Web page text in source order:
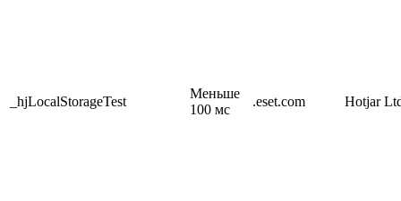
_hjLocalStorageTest
Меньше
100 мс
.eset.com Hotjar